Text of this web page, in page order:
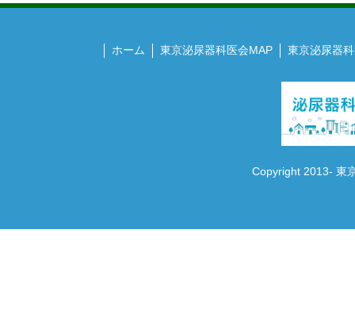
ホーム 東京泌尿器科医会MAP 東京泌尿器
Copyright 2013- 東